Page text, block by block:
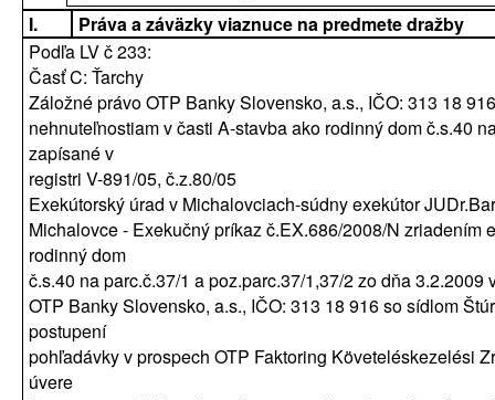
I.
Práva a záväzky viaznuce na predmete dražby
Podľa LV č 233:
Časť C: Ťarchy
Záložné právo OTP Banky Slovensko, a.s., IČO: 313 18
nehnuteľnostiam v časti A-stavba ako rodinný dom č.s.40
zapísané v
registri V-891/05, č.z.80/05
Exekútorský úrad v Michalovciach-súdny exekútor
Michalovce - Exekučný príkaz č.EX.686/2008/N zriadením
rodinný dom
č.s.40 na parc.č.37/1 a poz.parc.37/1,37/2 zo dňa
OTP Banky Slovensko, a.s., IČO: 313 18 916 so sídlom
postupení
pohľadávky v prospech OTP Faktoring Követeléskezelési
úvere